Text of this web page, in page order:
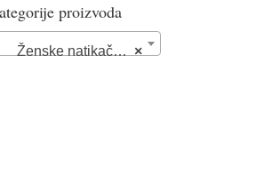
proizvoda
×
Ženske natikače (72)